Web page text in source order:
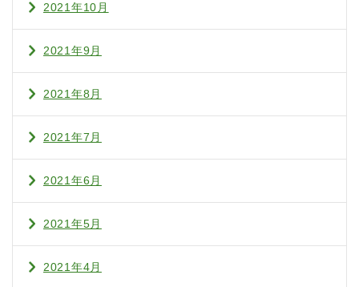
2021年10月
2021年9月
2021年8月
2021年7月
2021年6月
2021年5月
2021年4月